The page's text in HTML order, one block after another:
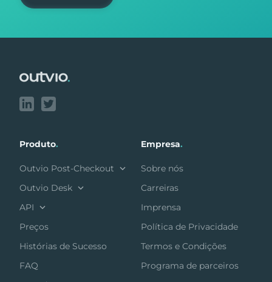
Produto.
Outvio Post-Checkout
Outvio Desk
API
Preços
Histórias de Sucesso
FAQ
Empresa.
Sobre nós
Carreiras
Imprensa
Política de Privacidade
Termos e Condições
Programa de parceiros